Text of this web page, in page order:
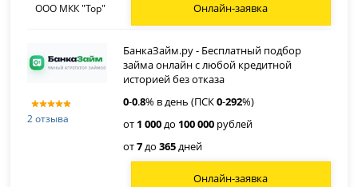
ООО МКК "Тор" Онлайн-заявка
2 отзыва
БанкаЗайм.ру - Бесплатный подбор
займа онлайн с любой кредитной
историей без отказа
0-0.8% в день (ПСК0-292%)
от 1 000до 100 000 рублей
от7до365дней
Онлайн-заявка